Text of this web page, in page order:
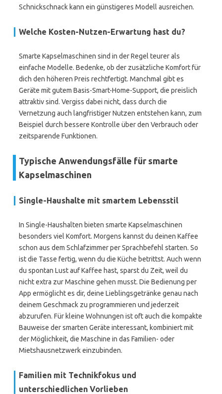
Schnickschnack kann ein günstigeres Modell ausreichen.
Welche Kosten-Nutzen-Erwartung hast du?
Smarte Kapselmaschinen sind in der Regel teurer als
einfache Modelle. Bedenke, ob der zusätzliche Komfort für
dich den höheren Preis rechtfertigt. Manchmal gibt es
Geräte mit gutem Basis-Smart-Home-Support, die preislich
attraktiv sind. Vergiss dabei nicht, dass durch die
Vernetzung auch langfristiger Nutzen entstehen kann, zum
Beispiel durch bessere Kontrolle über den Verbrauch oder
zeitsparende Funktionen.
Typische Anwendungsfälle für smarte
Kapselmaschinen
Single-Haushalte mit smartem Lebensstil
In Single-Haushalten bieten smarte Kapselmaschinen
besonders viel Komfort. Morgens kannst du deinen Kaffee
schon aus dem Schlafzimmer per Sprachbefehl starten. So
ist die Tasse fertig, wenn du die Küche betrittst. Auch wenn
du spontan Lust auf Kaffee hast, sparst du Zeit, weil du
nicht extra zur Maschine gehen musst. Die Bedienung per
App ermöglicht es dir, deine Lieblingsgetränke genau nach
deinem Geschmack zu programmieren und jederzeit
abzurufen. Für kleine Wohnungen ist oft auch die kompakte
Bauweise der smarten Geräte interessant, kombiniert mit
der Möglichkeit, die Maschine in das Familien- oder
Mietshausnetzwerk einzubinden.
Familien mit Technikfokus und
unterschiedlichen Vorlieben